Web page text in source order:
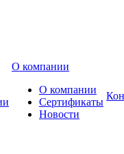
О компании
О компании
Сертификаты
Новости